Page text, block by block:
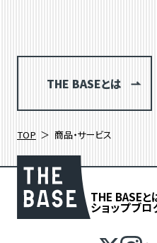
THE BASEとは
TOP 商品・サービス
THE BASEと
ショップブロ